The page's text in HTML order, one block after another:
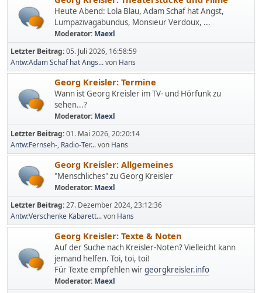
Heute Abend: Lola Blau, Adam Schaf hat Angst,
Lumpazivagabundus, Monsieur Verdoux, ...
Moderator: Maexl
Letzter Beitrag:05. Juli 2026, 16:58:59
Antw:Adam Schaf hat Angs...von Hans
Georg Kreisler: Termine
Wann ist Georg Kreisler im TV- und Hörfunk zu
sehen...?
Moderator: Maexl
Letzter Beitrag:01. Mai 2026, 20:20:14
Antw:Fernseh-, Radio-Ter...von Hans
Georg Kreisler: Allgemeines
"Menschliches" zu Georg Kreisler
Moderator: Maexl
Letzter Beitrag:27. Dezember 2024, 23:12:36
Antw:Verschenke Kabarett...von Hans
Georg Kreisler: Texte & Noten
Auf der Suche nach Kreisler-Noten? Vielleicht kann
jemand helfen. Toi, toi, toi!
Für Texte empfehlen wirgeorgkreisler.info
Moderator: Maexl